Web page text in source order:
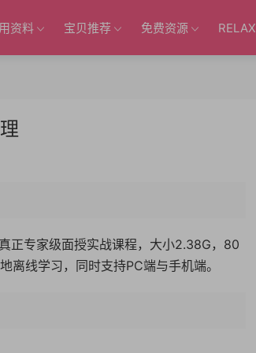
资料 宝贝推荐 免费资源 RELAX
正专家级面授实战课程，大小2.38G，80
线学习，同时支持PC端与手机端。